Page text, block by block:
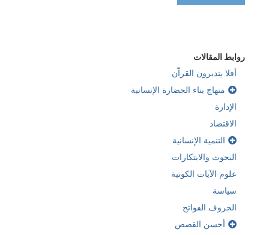
روابط المقالات
أفلا يتدبرون القراّن
منهاج بناء الحضارة الإنسانية
الإدارة
الاقتصاد
التنمية الإنسانية
البحوث والابتكارات
علوم الآيات الكونية
سياسة
الحروف الفواتح
أحسن القصص